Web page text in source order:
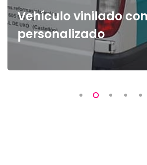
Vehículo vinilado
personalizado